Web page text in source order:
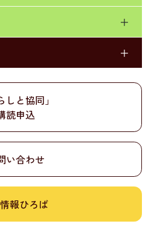
＋
＋
しと協同」
読申込
い合わせ
情報ひろば